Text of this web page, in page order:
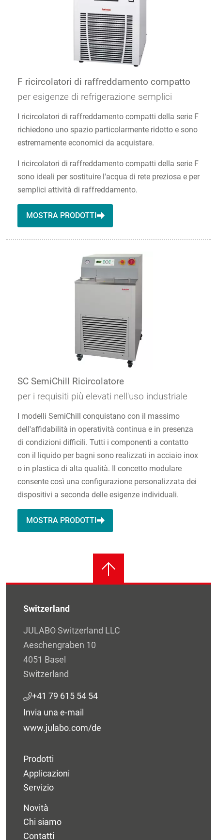
F ricircolatori di raffreddamento compatto
per esigenze di refrigerazione semplici
I ricircolatori di raffreddamento compatti della serie F
richiedono uno spazio particolarmente ridotto e sono
estremamente economici da acquistare.
I ricircolatori di raffreddamento compatti della serie F
sono ideali per sostituire l'acqua di rete preziosa e per
semplici attività di raffreddamento.
MOSTRA PRODOTTI
SC SemiChill Ricircolatore
per i requisiti più elevati nell'uso industriale
I modelli SemiChill conquistano con il massimo
dell'affidabilità in operatività continua e in presenza
di condizioni difficili. Tutti i componenti a contatto
con il liquido per bagni sono realizzati in acciaio inox
o in plastica di alta qualità. Il concetto modulare
consente così una configurazione personalizzata dei
dispositivi a seconda delle esigenze individuali.
MOSTRA PRODOTTI
Switzerland
JULABO Switzerland LLC
Aeschengraben 10
4051 Basel
Switzerland
+41 79 615 54 54
Invia una e-mail
www.julabo.com/de
Prodotti
Applicazioni
Servizio
Novità
Chi siamo
Contatti